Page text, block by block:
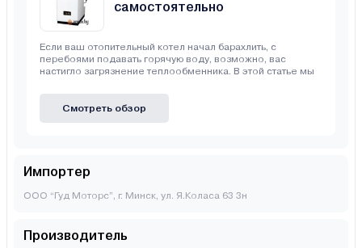
самостоятельно
Если ваш отопительный котел начал барахлить, с
перебоями подавать горячую воду, возможно, вас
настигло загрязнение теплообменника. В этой статье мы
Смотреть обзор
Импортер
ООО “Гуд Моторс”, г. Минск, ул. Я.Коласа 63 3н
Производитель